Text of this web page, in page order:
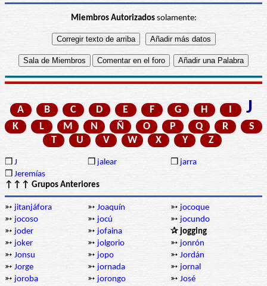
Miembros Autorizadossolamente:
A B C D E F G H I J
K L M N Ñ O P Q R
S
T
U V W X Y Z
❒ J ❒ jalear ❒ jarra
❒ Jeremías
↑↑↑ Grupos Anteriores
➳ jitanjáfora ➳ Joaquín ➳ jocoque
➳ jocoso ➳ jocú ➳ jocundo
➳ joder ➳ jofaina
✰ jogging
➳ joker ➳ jolgorio ➳ jonrón
➳ Jonsu ➳ jopo ➳ Jordán
➳ Jorge ➳ jornada ➳ jornal
➳ joroba ➳ jorongo ➳ José